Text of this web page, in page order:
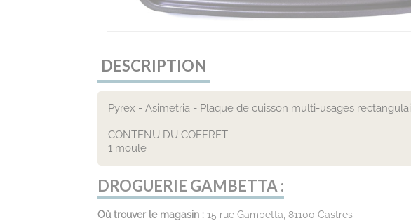
DESCRIPTION
Pyrex - Asimetria - Plaque de cuisson multi-usages
CONTENU DU COFFRET
1 moule
DROGUERIE GAMBETTA :
Où trouver le magasin :15 rue Gambetta, 81100 Castres